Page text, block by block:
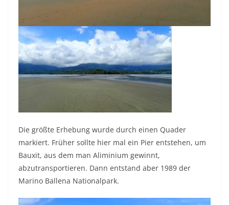
Die größte Erhebung wurde durch einen Quader
markiert. Früher sollte hier mal ein Pier entstehen, um
Bauxit, aus dem man Aliminium gewinnt,
abzutransportieren. Dann entstand aber 1989 der
Marino Ballena Nationalpark.